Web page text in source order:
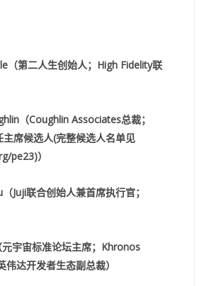
（第二人生创始人；High Fidelity联
（Coughlin Associates总裁；
主席候选人(完整候选人名单见
pe23)）
Juji联合创始人兼首席执行官；
宇宙标准论坛主席；Khronos
达开发者生态副总裁）